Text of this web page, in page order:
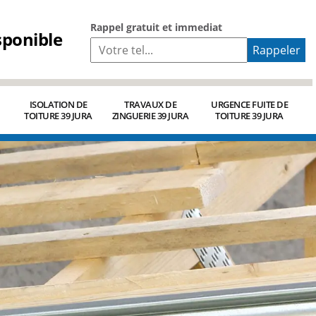
Rappel gratuit et immediat
ISOLATION DE
TOITURE 39 JURA
TRAVAUX DE
ZINGUERIE 39 JURA
URGENCE FUITE DE
TOITURE 39 JURA